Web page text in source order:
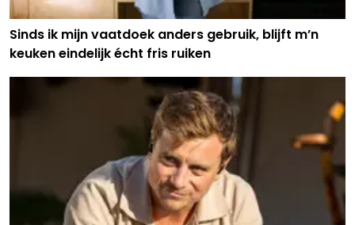
Sinds ik mijn vaatdoek anders gebruik, blijft m’n
keuken eindelijk écht fris ruiken